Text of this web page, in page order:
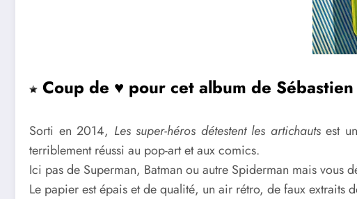
Coup de ♥ pour cet album de
Sorti en 2014, Les super-héros détestent les artichautsest
terriblement réussi au pop-art et aux comics.
Ici pas de Superman, Batman ou autre Spiderman mais vous
Le papier est épais et de qualité, un air rétro, de faux extraits